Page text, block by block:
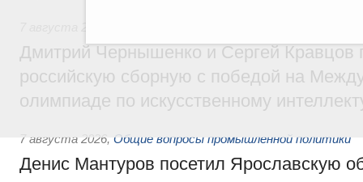
Дмитрий Чернышенко и Сергей Кравцов
российскую сборную с победой на
олимпиаде по искусственному
7 августа 2026, Общие вопросы промышленной политики
Денис Мантуров посетил Ярославскую